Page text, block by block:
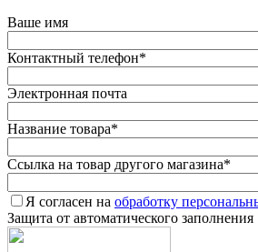
Ваше имя
Контактный телефон*
Электронная почта
Название товара*
Ссылка на товар другого магазина*
Я согласен на обработку
Защита от автоматического заполнения